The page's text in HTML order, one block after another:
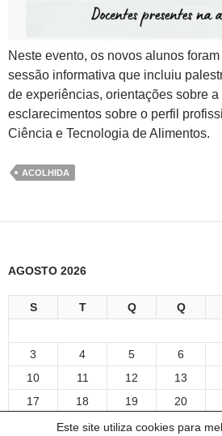
Este site utiliza cookies para
Neste evento, os novos alunos
sessão informativa que incluiu
de experiências, orientações sobre
esclarecimentos sobre o perfil
Ciência e Tecnologia de Alimentos.
ACOLHIDA
AGOSTO 2026
S T Q Q
3
4 5 6
10
11 12 13
17
18 19 20
25 26 27